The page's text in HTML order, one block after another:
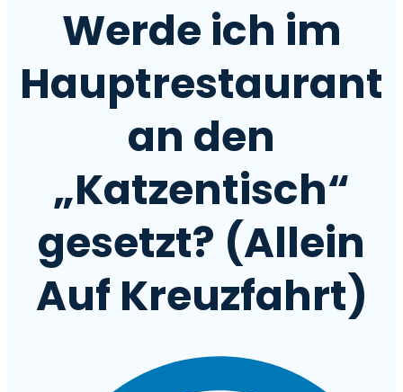
Werde ich im
Hauptrestaurant
an den
„Katzentisch“
gesetzt? (Allein
Auf Kreuzfahrt)